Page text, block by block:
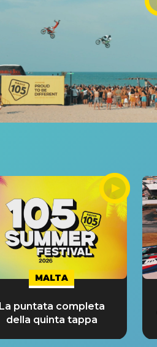
MALTA
La puntata completa
della quinta tappa